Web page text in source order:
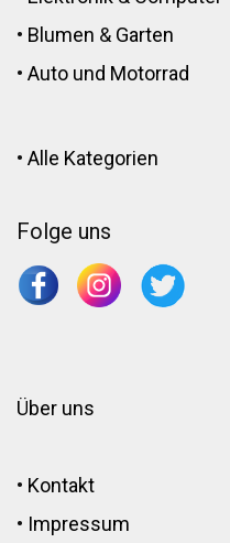
• Blumen & Garten
• Auto und Motorrad
• Alle Kategorien
Folge uns
Über uns
• Kontakt
• Impressum